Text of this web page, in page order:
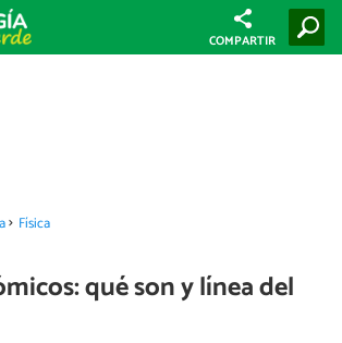
COMPARTIR
Física
qué son y línea del